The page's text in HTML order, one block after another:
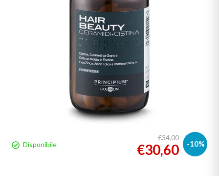
Disponibile -10%
€34,00
€30,60